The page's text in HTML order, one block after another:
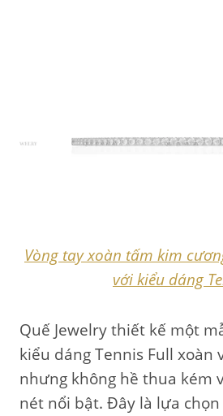
Vòng tay xoàn tấm kim
với kiểu dáng
Quế Jewelry thiết kế một
kiểu dáng Tennis Full xoàn
nhưng không hề thua kém
nét nổi bật. Đây là lựa